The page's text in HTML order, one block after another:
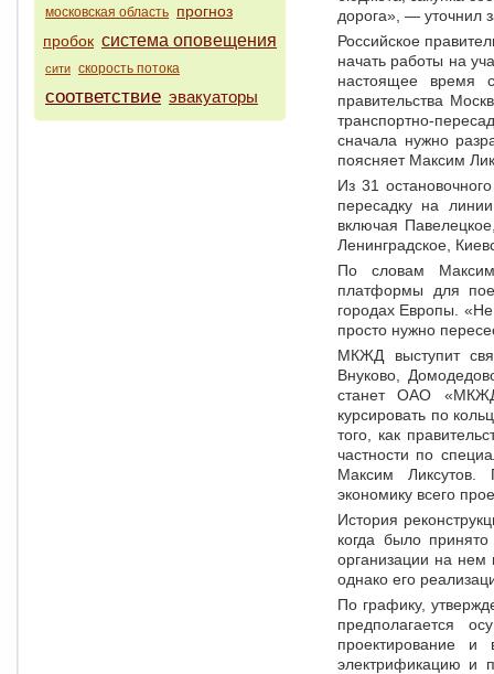
московская область прогноз
пробок система оповещения
сити скорость потока
соответствие эвакуаторы
дорога», — уточнил
Российское
начать работы на
настоящее
правительства
транспортно-
сначала нужно
поясняет Максим
Из 31
пересадку на
включая
Ленинградское,
По словам
платформы для
городах Европы.
просто нужно
МКЖД выступит
Внуково,
станет ОАО
курсировать по
того, как
частности по
Максим Ликсутов.
экономику всего
История
когда было
организации на нем
однако его
По графику,
предполагается
проектирование
электрификацию и